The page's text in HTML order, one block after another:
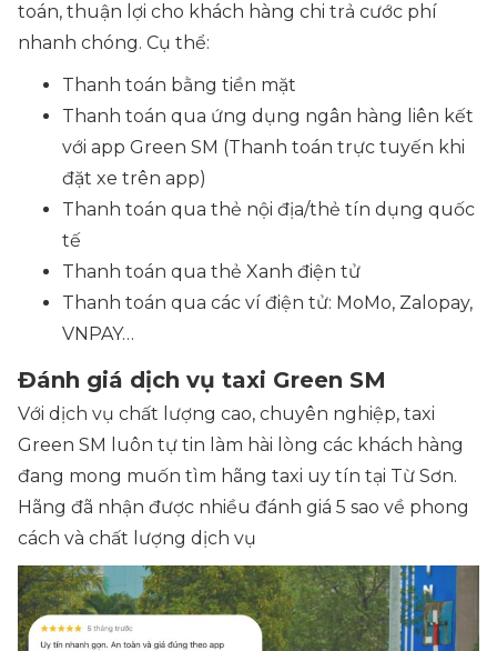
toán, thuận lợi cho khách hàng chi trả cước phí
nhanh chóng. Cụ thể:
Thanh toán bằng tiền mặt
Thanh toán qua ứng dụng ngân hàng liên kết
với app Green SM (Thanh toán trực tuyến khi
đặt xe trên app)
Thanh toán qua thẻ nội địa/thẻ tín dụng quốc
tế
Thanh toán qua thẻ Xanh điện tử
Thanh toán qua các ví điện tử: MoMo, Zalopay,
VNPAY…
Đánh giá dịch vụ taxi Green SM
Với dịch vụ chất lượng cao, chuyên nghiệp, taxi
Green SM luôn tự tin làm hài lòng các khách hàng
đang mong muốn tìm hãng taxi uy tín tại Từ Sơn.
Hãng đã nhận được nhiều đánh giá 5 sao về phong
cách và chất lượng dịch vụ